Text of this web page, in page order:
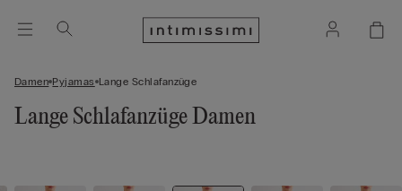
Damen Pyjamas Lange Schlafanzüge
Lange Schlafanzüge Damen